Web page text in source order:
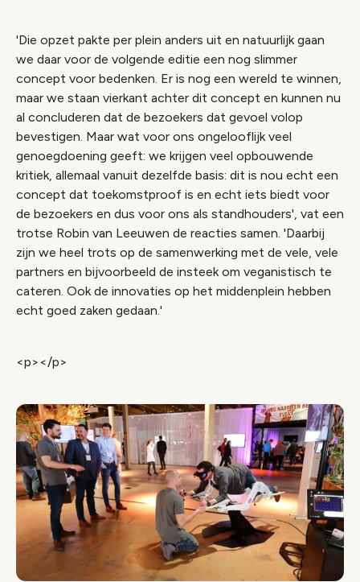
'Die opzet pakte per plein anders uit en natuurlijk gaan
we daar voor de volgende editie een nog slimmer
concept voor bedenken. Er is nog een wereld te winnen,
maar we staan vierkant achter dit concept en kunnen nu
al concluderen dat de bezoekers dat gevoel volop
bevestigen. Maar wat voor ons ongelooflijk veel
genoegdoening geeft: we krijgen veel opbouwende
kritiek, allemaal vanuit dezelfde basis: dit is nou echt een
concept dat toekomstproof is en echt iets biedt voor
de bezoekers en dus voor ons als standhouders', vat een
trotse Robin van Leeuwen de reacties samen. 'Daarbij
zijn we heel trots op de samenwerking met de vele, vele
partners en bijvoorbeeld de insteek om veganistisch te
cateren. Ook de innovaties op het middenplein hebben
echt goed zaken gedaan.'
<p></p>